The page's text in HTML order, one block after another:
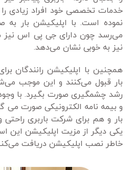
خدمات تخصصی خود افراد زیادی
نموده است. با اپلیکیشن بار
می‌رسد چون دارای جی پی اس نیز
نیز به خوبی نشان می‌دهد.
همچنین با اپلیکیشن رانندگان
بار قبول می‌کنند و این موجب
رشد چشمگیری صورت بگیرد. با
و بیمه نامه الکترونیکی صورت می
بار و هم برای شرکت باربری راحتی
یکی دیگر از مزیت اپلیکیشن
خاطر نصب اپلیکیشن دریافت